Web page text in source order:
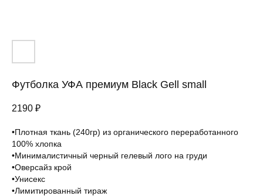
Футболка УФА премиум Black Gell small
2190 ₽
•Плотная ткань (240гр) из органического переработанного
100% хлопка
•Минималистичный черный гелевый лого на груди
•Оверсайз крой
•Унисекс
•Лимитированный тираж
Вам понравится